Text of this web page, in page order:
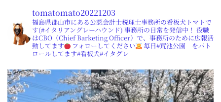
tomatomato20221203
福島県郡山市にある公認会計士税理士事務所の看板犬トマトで
す(#イタリアングレーハウンド) 事務所の日常を発信中！ 役職
はCBO（Chief Barketing Officer）で、事務所のために広報活
動してます
フォローしてください
毎日#荒池公園 をパト
ロールしてます#看板犬#イタグレ